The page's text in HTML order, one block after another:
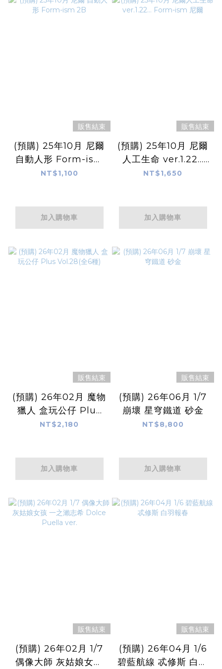
販售結束
(預購) 25年10月 尼爾
自動人形 Form-ism
2B
NT$1,100
加入購物車
販售結束
(預購) 25年10月 尼爾
人工生命 ver.1.22…
Form-ism 尼爾
NT$1,650
加入購物車
販售結束
(預購) 26年02月 魔物
獵人 盒玩公仔 Plus
Vol.28(全6種)
NT$2,180
加入購物車
販售結束
(預購) 26年06月 1/7
崩壞 星穹鐵道 砂金
NT$8,800
加入購物車
販售結束
(預購) 26年02月 1/7
偶像大師 灰姑娘女孩
販售結束
(預購) 26年04月 1/6
碧藍航線 忒修斯 白羽